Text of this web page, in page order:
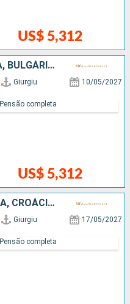
US$ 5,312
ROMÊNIA, HUNGRIA, CROÁCIA, BULGÁRIA, SÉRVIA
Giurgiu 10/05/2027
US$ 5,312
Pensão completa
ROMÊNIA, HUNGRIA, BULGÁRIA, CROÁCIA, SÉRVIA
Giurgiu 17/05/2027
Pensão completa